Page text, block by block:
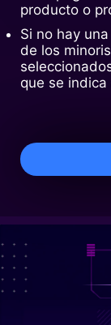
producto o
Si no hay
de los
que se